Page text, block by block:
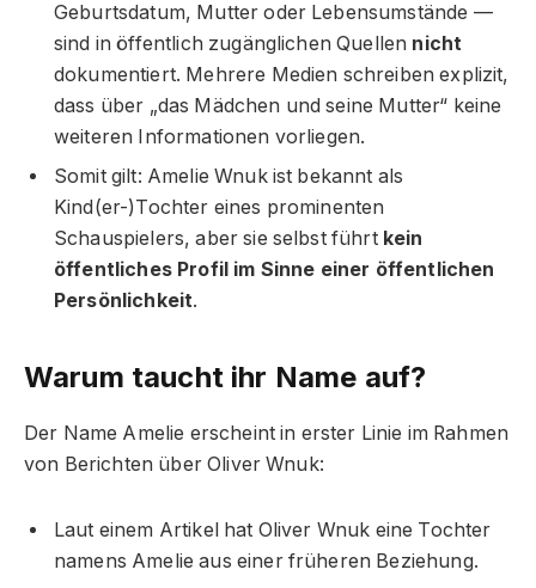
Geburtsdatum, Mutter oder Lebensumstände —
sind in öffentlich zugänglichen Quellen nicht
dokumentiert. Mehrere Medien schreiben explizit,
dass über „das Mädchen und seine Mutter“ keine
weiteren Informationen vorliegen.
Somit gilt: Amelie Wnuk ist bekannt als
Kind(er-)Tochter eines prominenten
Schauspielers, aber sie selbst führt kein
öffentliches Profil im Sinne einer öffentlichen
Persönlichkeit.
Warum taucht ihr Name auf?
Der Name Amelie erscheint in erster Linie im Rahmen
von Berichten über Oliver Wnuk:
Laut einem Artikel hat Oliver Wnuk eine Tochter
namens Amelie aus einer früheren Beziehung.